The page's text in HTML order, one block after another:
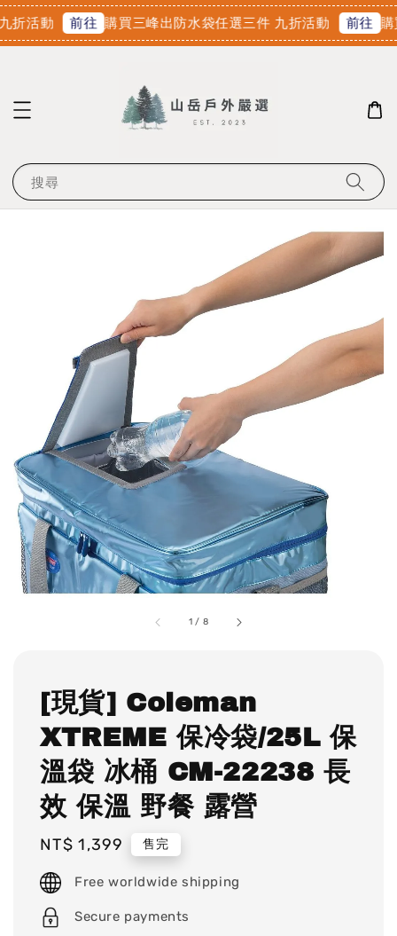
折活動 前往 購買三峰出防水袋任選三件 九折活動 前往
搜尋
1 / 8
[現貨] Coleman
XTREME 保冷袋/25L 保
溫袋 冰桶 CM-22238 長
效 保溫 野餐 露營
Regular
price
NT$ 1,399 售完
Free worldwide shipping
Secure payments